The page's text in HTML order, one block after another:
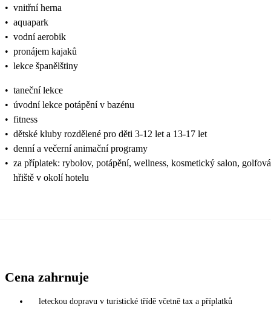
• vnitřní herna
• aquapark
• vodní aerobik
• pronájem kajaků
• lekce španělštiny
• taneční lekce
• úvodní lekce potápění v bazénu
• fitness
• dětské kluby rozdělené pro děti 3-12 let a 13-17 let
• denní a večerní animační programy
• za příplatek: rybolov, potápění, wellness, kosmetický salon, golfová
hřiště v okolí hotelu
Cena zahrnuje
leteckou dopravu v turistické třídě včetně tax a příplatků